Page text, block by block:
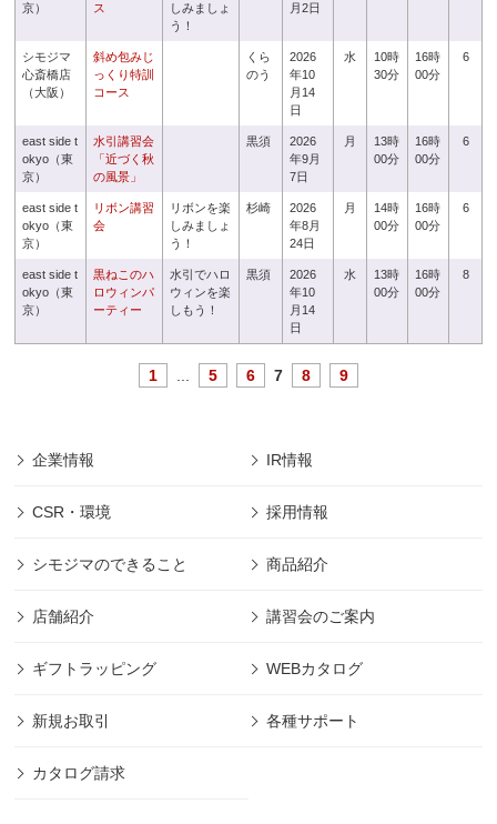
京）
ス
しみましょ
う！
月2日
シモジマ
心斎橋店
（大阪）
斜め包みじ
っくり特訓
コース
くら
のう
2026
年10
月14
日
水
10時
30分
16時
00分
6
east side t
okyo（東
京）
水引講習会
「近づく秋
の風景」
黒須
2026
年9月
7日
月
13時
00分
16時
00分
6
east side t
okyo（東
京）
リボン講習
会
リボンを楽
しみましょ
う！
杉崎
2026
年8月
24日
月
14時
00分
16時
00分
6
east side t
okyo（東
京）
黒ねこのハ
ロウィンパ
ーティー
水引でハロ
ウィンを楽
しもう！
黒須
2026
年10
月14
日
水
13時
00分
16時
00分
8
1 5 6 7 8 9
企業情報 IR情報
CSR・環境 採用情報
シモジマのできること 商品紹介
店舗紹介 講習会のご案内
ギフトラッピング WEBカタログ
新規お取引 各種サポート
カタログ請求